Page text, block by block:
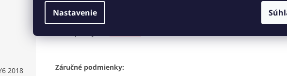
Nastavenie
2018
Montáž a výmenu náhradného dielu by mal robiť kvalifikovaný
technik. Za škody spôsobené neodbornou manipuláciou
Pokiaľ máte záujem o servisné náradie, môžete si vybrať z našej
Záručné podmienky: